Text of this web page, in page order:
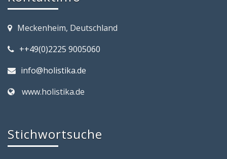
Meckenheim, Deutschland
++49(0)2225 9005060
info@holistika.de
www.holistika.de
Stichwortsuche